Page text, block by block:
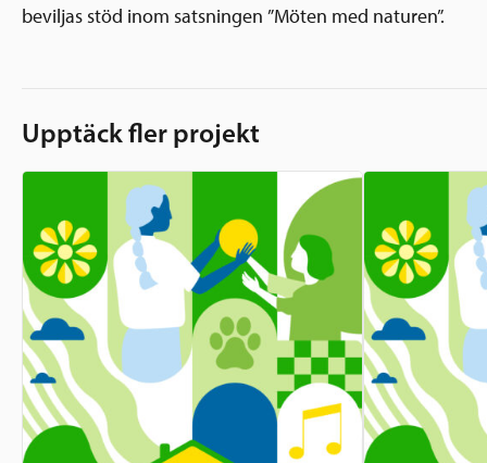
beviljas stöd inom satsningen ”Möten med naturen”.
Upptäck fler projekt